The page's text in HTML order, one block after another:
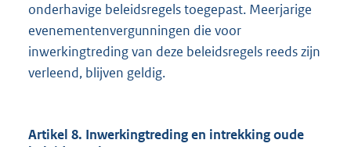
onderhavige beleidsregels toegepast. Meerjarige
evenementenvergunningen die voor
inwerkingtreding van deze beleidsregels reeds zijn
verleend, blijven geldig.
Artikel 8. Inwerkingtreding en intrekking oude